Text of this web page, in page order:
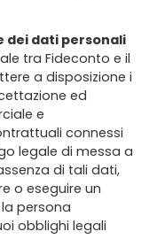
dei dati personali
tra Fideconto e il
a disposizione i
ed
e
connessi
legale di messa a
di tali dati,
o eseguire un
persona
obblighi legali